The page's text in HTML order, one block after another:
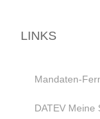
LINKS
Mandaten-
DATEV Meine